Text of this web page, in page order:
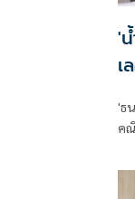
'
เ
'ธ
คณิตศาสตร์